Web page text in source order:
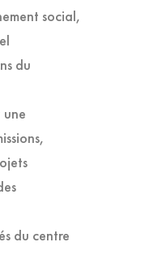
social,
du
du centre